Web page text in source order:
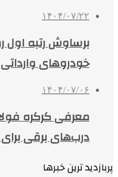
۱۴۰۴/۰۷/۲۲
برساوش رتبه اول
خودروهای
۱۴۰۴/۰۷/۰۶
درب‌های برقی
پربازدید ترین خبرها